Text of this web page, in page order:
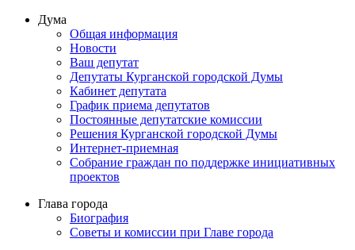
Дума
Общая информация
Новости
Ваш депутат
Депутаты Курганской городской Думы
Кабинет депутата
График приема депутатов
Постоянные депутатские комиссии
Решения Курганской городской Думы
Интернет-приемная
Собрание граждан по поддержке инициативных
проектов
Глава города
Биография
Советы и комиссии при Главе города